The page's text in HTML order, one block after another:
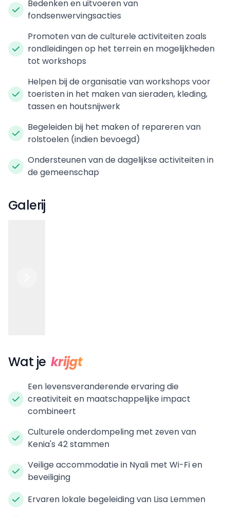
Bedenken en uitvoeren van
fondsenwervingsacties
Promoten van de culturele activiteiten zoals
rondleidingen op het terrein en mogelijkheden
tot workshops
Helpen bij de organisatie van workshops voor
toeristen in het maken van sieraden, kleding,
tassen en houtsnijwerk
Begeleiden bij het maken of repareren van
rolstoelen (indien bevoegd)
Ondersteunen van de dagelijkse activiteiten in
de gemeenschap
Galerij
Wat je krijgt
Een levensveranderende ervaring die
creativiteit en maatschappelijke impact
combineert
Culturele onderdompeling met zeven van
Kenia's 42 stammen
Veilige accommodatie in Nyali met Wi-Fi en
beveiliging
Ervaren lokale begeleiding van Lisa Lemmen